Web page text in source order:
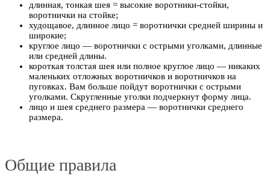
длинная, тонкая шея = высокие воротники-стойки,
воротнички на стойке;
худощавое, длинное лицо = воротнички средней ширины и
широкие;
круглое лицо — воротнички с острыми уголками, длинные
или средней длины.
короткая толстая шея или полное круглое лицо — никаких
маленьких отложных воротничков и воротничков на
пуговках. Вам больше пойдут воротнички с острыми
уголками. Скругленные уголки подчеркнут форму лица.
лицо и шея среднего размера — воротнички среднего
размера.
Общие правила